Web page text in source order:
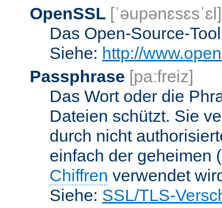
OpenSSL [ˈəupənɛsɛsˈɛl]
Das Open-Source-
Siehe: http://
Passphrase [paːfreiz]
Das Wort oder die
Dateien schützt. Sie
durch nicht
einfach der geheimen
Chiffren verwendet
Siehe: SSL/TLS-